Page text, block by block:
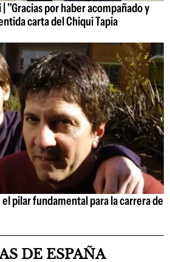
"Gracias por haber acompañado y
carta del Chiqui Tapia
pilar fundamental para la carrera de
DE ESPAÑA